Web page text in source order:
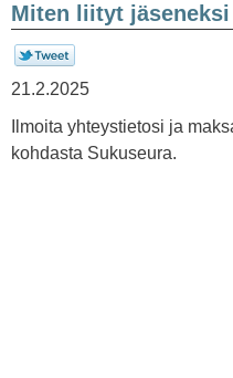
Miten liityt jäseneksi
21.2.2025
Ilmoita yhteystietosi ja
kohdasta Sukuseura.